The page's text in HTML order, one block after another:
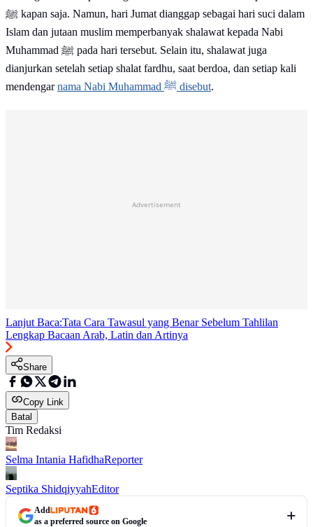
ﷺ kapan saja. Namun, hari Jumat dianggap sebagai hari suci dalam
Islam dan jutaan muslim memperbanyak shalawat kepada Nabi
Muhammad ﷺ pada hari tersebut. Selain itu, shalawat juga
dianjurkan setelah setiap shalat fardhu, saat berdoa, dan setiap kali
mendengar
nama Nabi Muhammad ﷺ disebut.
Advertisement
Lanjut Baca:Tata Cara Tawasul yang Benar Sebelum Tahlilan
Lengkap Bacaan Arab, Latin dan Artinya
Share
Copy Link
Batal
Tim Redaksi
Selma Intania HafidhaReporter
Septika ShidqiyyahEditor
Add
as a preferred source on Google